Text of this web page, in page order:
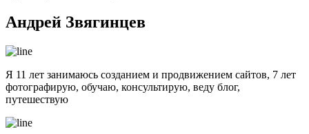
Андрей Звягинцев
Я 11 лет занимаюсь созданием и продвижением сайтов, 7 лет
фотографирую, обучаю, консультирую, веду блог,
путешествую